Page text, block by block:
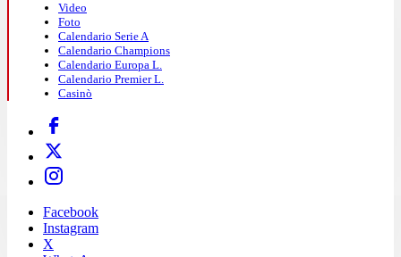
Video
Foto
Calendario Serie A
Calendario Champions
Calendario Europa L.
Calendario Premier L.
Casinò
Facebook
Instagram
X